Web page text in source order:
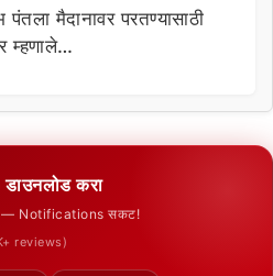
मैदानावर परतण्यासाठी
म्हणाले…
डाउनलोड करा
— Notifications सकट!
reviews)